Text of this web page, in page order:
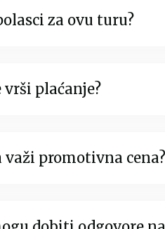
za ovu turu?
vrši plaćanje?
važi promotivna cena?